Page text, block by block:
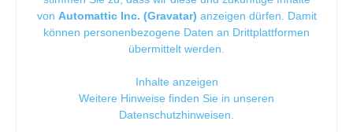
von Automattic Inc. (Gravatar) anzeigen dürfen. Damit
können personenbezogene Daten an Drittplattformen
übermittelt werden.
Inhalte anzeigen
Weitere Hinweise finden Sie in unseren
Datenschutzhinweisen